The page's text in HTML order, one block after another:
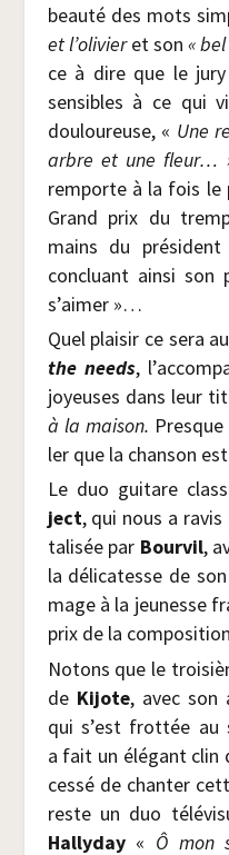
beau­té des mots
et l’olivieret son «
ce à dire que le
sen­sibles à ce qui
dou­lou­reuse, « Une
arbre et une fleur…
rem­porte à la fois le
Grand prix du
mains du
concluant ain­si
s’aimer »…
Quel plai­sir ce sera
the needs,
joyeuses dans leur
à la mai­son.
ler que la chan­son
Le duo gui­tare
ject, qui nous a ravis
ta­li­sée par Bour­vil,
la déli­ca­tesse de
mage à la jeu­nesse
prix de la
Notons que le
de Kijote, avec son
qui s’est frot­tée au
a fait un élé­gant clin
ces­sé de chan­ter
reste un duo
Hal­ly­day« Ô mon